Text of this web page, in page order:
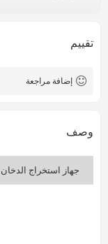
تقييم
إضافة مراجعة
وصف
جهاز استخراج